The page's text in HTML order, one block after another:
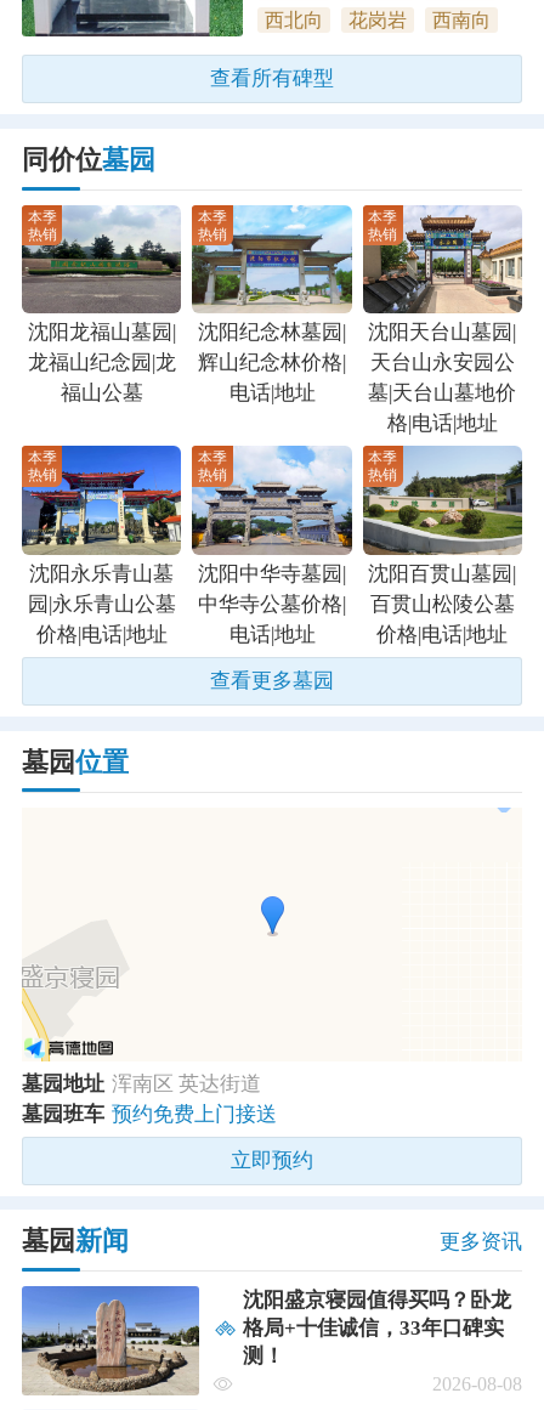
西北向
花岗岩 西南向
查看所有碑型
同价位墓园
本季
热销
沈阳龙福山墓园|
龙福山纪念园|龙
福山公墓
本季
热销
沈阳纪念林墓园|
辉山纪念林价格|
电话|地址
本季
热销
沈阳天台山墓园|
天台山永安园公
墓|天台山墓地价
格|电话|地址
本季
热销
沈阳永乐青山墓
园|永乐青山公墓
价格|电话|地址
本季
热销
沈阳中华寺墓园|
中华寺公墓价格|
电话|地址
本季
热销
沈阳百贯山墓园|
百贯山松陵公墓
价格|电话|地址
查看更多墓园
墓园位置
墓园地址 浑南区 英达街道
墓园班车 预约免费上门接送
立即预约
墓园新闻 更多资讯
沈阳盛京寝园值得买吗？卧龙
格局+十佳诚信，33年口碑实
测！
2026-08-08